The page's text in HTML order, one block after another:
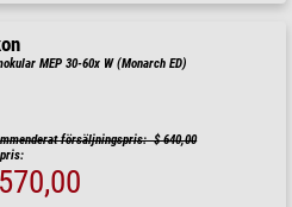
MEP 30-60x W (Monarch ED)
försäljningspris: $ 640,00